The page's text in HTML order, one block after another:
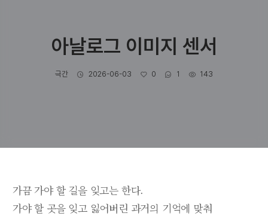
아날로그 이미지 센서
작성자
극간 작성일
2026-06-03 좋아요
0 댓글수
1 조회수
143
가끔 가야 할 길을 잊고는 한다.
가야 할 곳을 잊고 잃어버린 과거의 기억에 맞춰